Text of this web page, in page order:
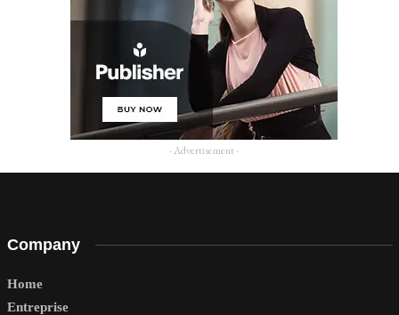
- Advertisement -
Company
Home
Entreprise